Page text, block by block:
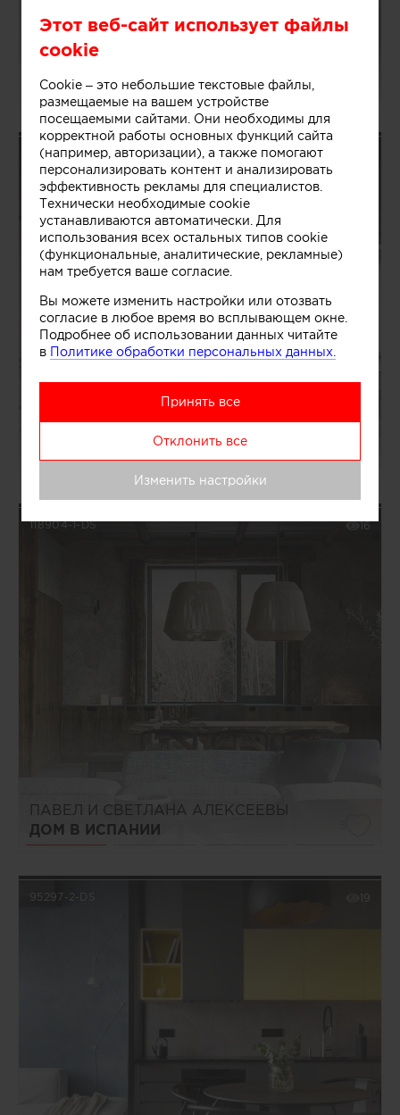
ЖК ХЕДЛАЙНЕР
118906-2-DS
ПАВЕЛ И СВЕТЛАНА АЛЕКСЕЕВЫ
КВАРТИРА ДЛЯ СЕМЬИ
118904-1-DS 16
ПАВЕЛ И СВЕТЛАНА АЛЕКСЕЕВЫ
ДОМ В ИСПАНИИ
95297-2-DS 19
Этот веб-сайт использует файлы
cookie
Cookie – это небольшие текстовые файлы,
размещаемые на вашем устройстве
посещаемыми сайтами. Они необходимы для
корректной работы основных функций сайта
(например, авторизации), а также помогают
персонализировать контент и анализировать
эффективность рекламы для специалистов.
Технически необходимые cookie
устанавливаются автоматически. Для
использования всех остальных типов cookie
(функциональные, аналитические, рекламные)
нам требуется ваше согласие.
Вы можете изменить настройки или отозвать
согласие в любое время во всплывающем окне.
Подробнее об использовании данных читайте
в Политике обработки персональных данных.
Принять все
Отклонить все
Изменить настройки